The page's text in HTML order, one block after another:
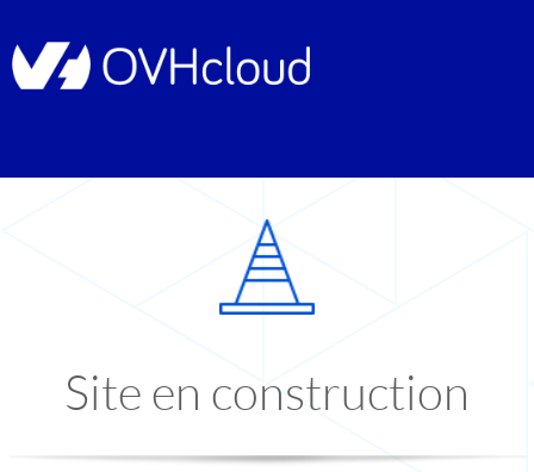
Site en construction